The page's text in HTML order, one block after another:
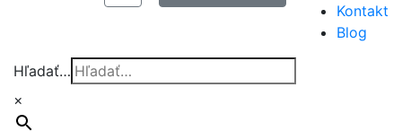
Kontakt
Blog
Hľadať…
×